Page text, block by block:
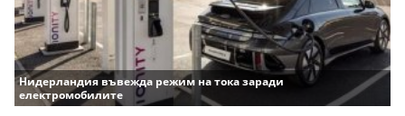
Нидерландия въвежда режим на тока заради
електромобилите